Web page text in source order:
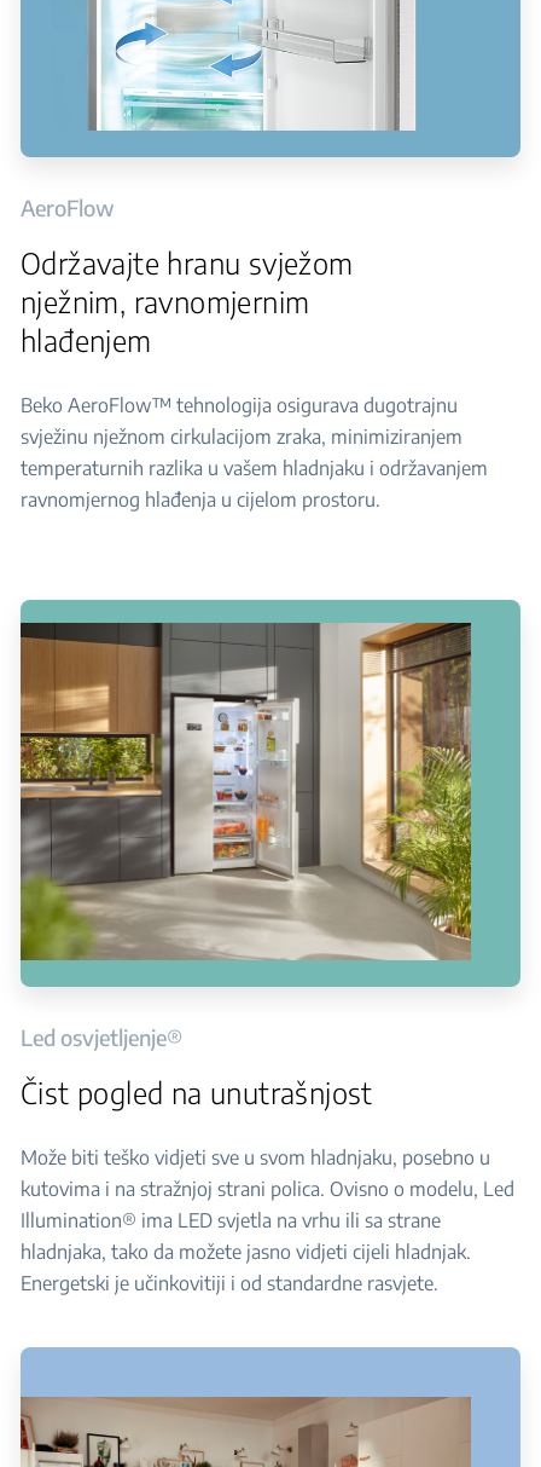
AeroFlow
Održavajte hranu svježom
nježnim, ravnomjernim
hlađenjem
Beko AeroFlow™ tehnologija osigurava dugotrajnu
svježinu nježnom cirkulacijom zraka, minimiziranjem
temperaturnih razlika u vašem hladnjaku i održavanjem
ravnomjernog hlađenja u cijelom prostoru.
Led osvjetljenje®
Čist pogled na unutrašnjost
Može biti teško vidjeti sve u svom hladnjaku, posebno u
kutovima i na stražnjoj strani polica. Ovisno o modelu, Led
Illumination® ima LED svjetla na vrhu ili sa strane
hladnjaka, tako da možete jasno vidjeti cijeli hladnjak.
Energetski je učinkovitiji i od standardne rasvjete.